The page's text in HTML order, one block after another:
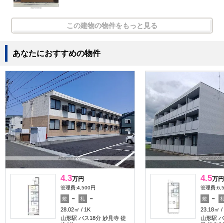
この建物の物件をもっと見る
あなたにおすすめの物件
4.3万円
管理費:4,500円
敷 － 礼
－
28.02㎡
1K
山形駅 バス18分 妙見寺 徒
4.5万円
管理費
敷 －
23.18㎡
山形駅